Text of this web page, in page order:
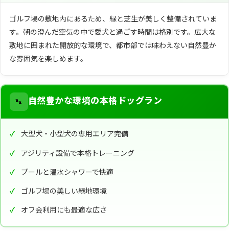
ゴルフ場の敷地内にあるため、緑と芝生が美しく整備されていま
す。朝の澄んだ空気の中で愛犬と過ごす時間は格別です。広大な
敷地に囲まれた開放的な環境で、都市部では味わえない自然豊か
な雰囲気を楽しめます。
🐾 自然豊かな環境の本格ドッグラン
大型犬・小型犬の専用エリア完備
アジリティ設備で本格トレーニング
プールと温水シャワーで快適
ゴルフ場の美しい緑地環境
オフ会利用にも最適な広さ